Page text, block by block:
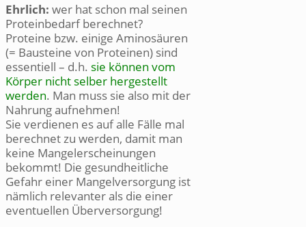
Ehrlich: wer hat schon mal seinen
Proteinbedarf berechnet?
Proteine bzw. einige Aminosäuren
(= Bausteine von Proteinen) sind
essentiell – d.h. sie können vom
Körper nicht selber hergestellt
werden. Man muss sie also mit der
Nahrung aufnehmen!
Sie verdienen es auf alle Fälle mal
berechnet zu werden, damit man
keine Mangelerscheinungen
bekommt! Die gesundheitliche
Gefahr einer Mangelversorgung ist
nämlich relevanter als die einer
eventuellen Überversorgung!